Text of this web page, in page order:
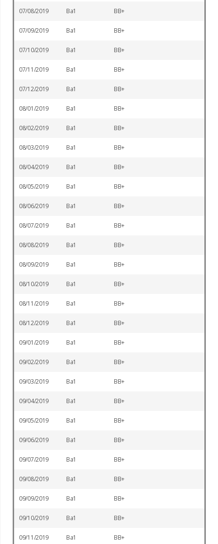
07/08/2019 Ba1 BB+
07/09/2019 Ba1 BB+
07/10/2019 Ba1 BB+
07/11/2019 Ba1 BB+
07/12/2019 Ba1 BB+
08/01/2019 Ba1 BB+
08/02/2019 Ba1 BB+
08/03/2019 Ba1 BB+
08/04/2019 Ba1 BB+
08/05/2019 Ba1 BB+
08/06/2019 Ba1 BB+
08/07/2019 Ba1 BB+
08/08/2019 Ba1 BB+
08/09/2019 Ba1 BB+
08/10/2019 Ba1 BB+
08/11/2019 Ba1 BB+
08/12/2019 Ba1 BB+
09/01/2019 Ba1 BB+
09/02/2019 Ba1 BB+
09/03/2019 Ba1 BB+
09/04/2019 Ba1 BB+
09/05/2019 Ba1 BB+
09/06/2019 Ba1 BB+
09/07/2019 Ba1 BB+
09/08/2019 Ba1 BB+
09/09/2019 Ba1 BB+
09/10/2019 Ba1 BB+
09/11/2019 Ba1 BB+